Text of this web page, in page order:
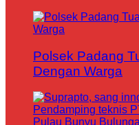
Polsek Padang
Dengan Warga